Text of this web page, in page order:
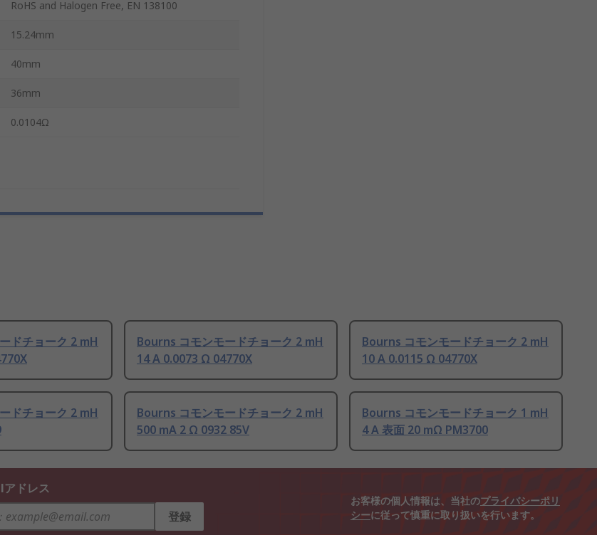
RoHS and Halogen Free, EN 138100
15.24mm
40mm
36mm
0.0104Ω
ドチョーク 2 mH
Bourns コモンモードチョーク 2 mH
14 A 0.0073 Ω 04770X
Bourns コモンモードチョーク 2 mH
10 A 0.0115 Ω 04770X
ドチョーク 2 mH
Bourns コモンモードチョーク 2 mH
500 mA 2 Ω 0932 85V
Bourns コモンモードチョーク 1 mH
4 A 表面 20 mΩ PM3700
ドレス
登録
お客様の個人情報は、当社のプライバシーポリ
シーに従って慎重に取り扱いを行います。